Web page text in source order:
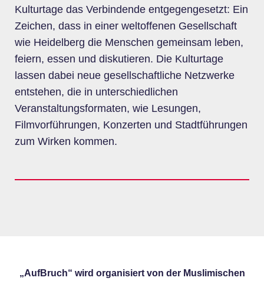
Kulturtage das Verbindende entgegengesetzt: Ein
Zeichen, dass in einer weltoffenen Gesellschaft
wie Heidelberg die Menschen gemeinsam leben,
feiern, essen und diskutieren. Die Kulturtage
lassen dabei neue gesellschaftliche Netzwerke
entstehen, die in unterschiedlichen
Veranstaltungsformaten, wie Lesungen,
Filmvorführungen, Konzerten und Stadtführungen
zum Wirken kommen.
„AufBruch“ wird organisiert von der Muslimischen